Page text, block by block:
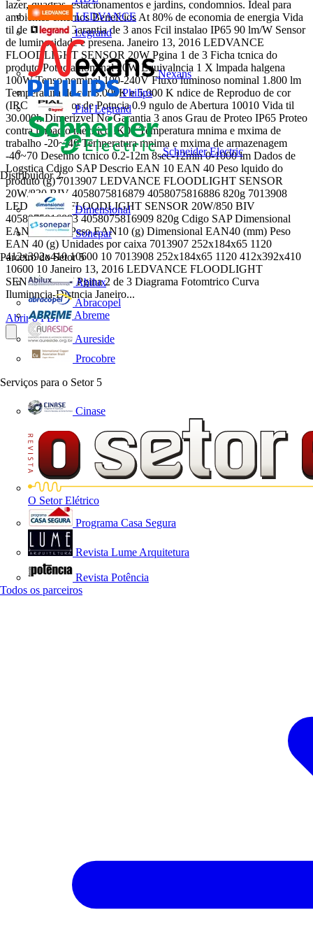
LEDVANCE
Legrand
Nexans
Philips
Pial Legrand
Schneider Electric
Distribuidor 2
Dimensional
Sonepar
Parceiro do Setor 5
Abilux
Abracopel
Abreme
Aureside
Procobre
Serviços para o Setor 5
Cinase
O Setor Elétrico
Programa Casa Segura
Revista Lume Arquitetura
Revista Potência
Todos os parceiros
lazer, quadras, estacionamentos e jardins, condomnios. Ideal para
ambientes externos Benefcios At 80% de economia de energia Vida
til de 30.000h Garantia de 3 anos Fcil instalao IP65 90 lm/W Sensor
de luminosidade e presena. Janeiro 13, 2016 LEDVANCE
FLOODLIGHT SENSOR 20W Pgina 1 de 3 Ficha tcnica do
produto Potncia nominal 20W Equivalncia 1 X lmpada halgena
100W Tenso nominal 100-240V Fluxo luminoso nominal 1.800 lm
Temperatura de cor 3.000K e 5.000 K ndice de Reproduo de cor
(IRC) > 80 Fator de Potncia 0.9 ngulo de Abertura 10010 Vida til
30.000h Dimerizvel No Garantia 3 anos Grau de Proteo IP65 Proteo
contra impacto mecnico IK07 Temperatura mnima e mxima de
trabalho -20~ 40 Temperatura mnima e mxima de armazenagem
-40~70 Desenho tcnico 0.2-12m 8sec-12min 0-1000 lm Dados de
Logstica Cdigo SAP Descrio EAN 10 EAN 40 Peso lquido do
produto (g) 7013907 LEDVANCE FLOODLIGHT SENSOR
20W/830 BIV 4058075816879 4058075816886 820g 7013908
LEDVANCE FLOODLIGHT SENSOR 20W/850 BIV
4058075816893 4058075816909 820g Cdigo SAP Dimensional
EAN10 (mm) Peso EAN10 (g) Dimensional EAN40 (mm) Peso
EAN 40 (g) Unidades por caixa 7013907 252x184x65 1120
412x392x410 10600 10 7013908 252x184x65 1120 412x392x410
10600 10 Janeiro 13, 2016 LEDVANCE FLOODLIGHT
SENSOR 20W Pgina 2 de 3 Diagrama Fotomtrico Curva
Iluminncia-Distncia Janeiro...
Abrir o PDF